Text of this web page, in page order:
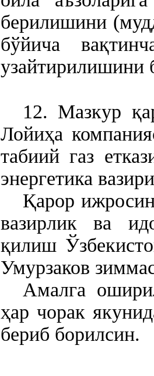
берилишини
бўйича вақ
узайтирилишини
12. Мазкур қ
Лойиҳа
табиий газ
энергетика
Қарор
вазирлик ва
қилиш
Умурзаков
Амалга
ҳар чорак
бериб борилсин.